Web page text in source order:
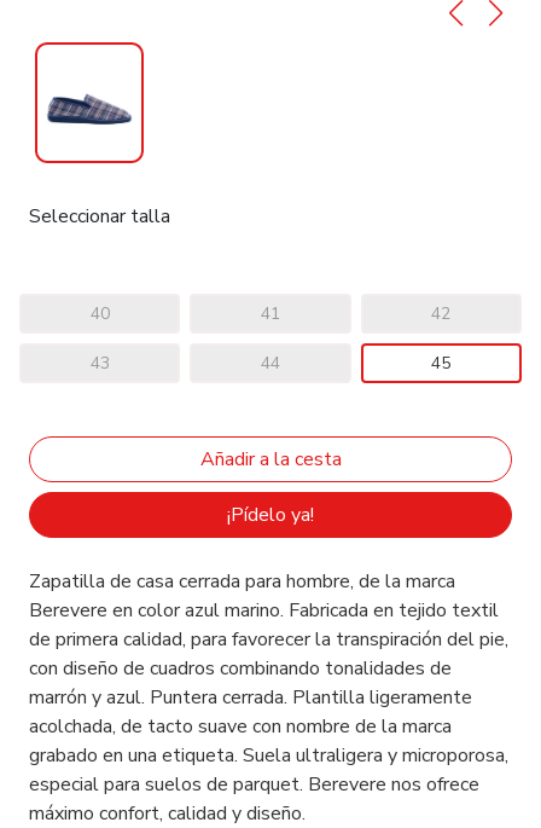
Seleccionar talla
40 41 42
43 44 45
¡Pídelo ya!
Zapatilla de casa cerrada para hombre, de la marca
Berevere en color azul marino. Fabricada en tejido textil
de primera calidad, para favorecer la transpiración del pie,
con diseño de cuadros combinando tonalidades de
marrón y azul. Puntera cerrada. Plantilla ligeramente
acolchada, de tacto suave con nombre de la marca
grabado en una etiqueta. Suela ultraligera y microporosa,
especial para suelos de parquet. Berevere nos ofrece
máximo confort, calidad y diseño.